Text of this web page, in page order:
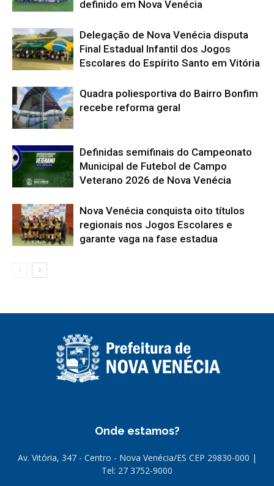
definido em Nova Venécia
Delegação de Nova Venécia disputa
Final Estadual Infantil dos Jogos
Escolares do Espírito Santo em Vitória
Quadra poliesportiva do Bairro Bonfim
recebe reforma geral
Definidas semifinais do Campeonato
Municipal de Futebol de Campo
Veterano 2026 de Nova Venécia
Nova Venécia conquista oito títulos
regionais nos Jogos Escolares e
garante vaga na fase estadua
Onde estamos?
Av. Vitória, 347 - Centro - Nova Venécia/ES CEP 29830-000 |
Tel: 27 3752-9000